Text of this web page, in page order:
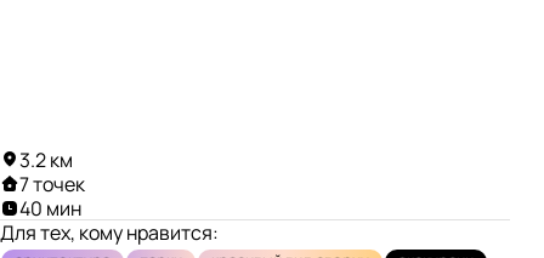
3.2 км
7 точек
40 мин
Для тех, кому нравится: